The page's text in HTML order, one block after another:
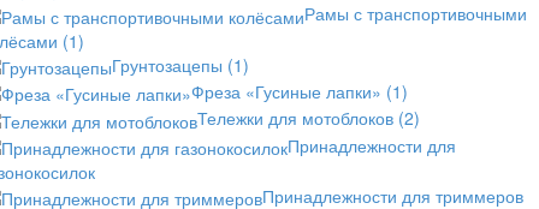
Рамы с транспортивочными
(1)
Грунтозацепы (1)
Фреза «Гусиные лапки» (1)
Тележки для мотоблоков (2)
Принадлежности для
Принадлежности для триммеров